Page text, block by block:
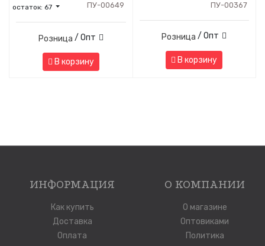
остаток: 67
ПУ-00649
Розница / Опт
В корзину
ПУ-00367
Розница / Опт
В корзину
ИНФОРМАЦИЯ
Как купить
Доставка
Оплата
О КОМПАНИИ
О магазине
Оптовиками
Политика